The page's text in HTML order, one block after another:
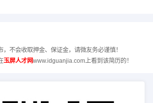
，不会收取押金、保证金，请微友务必谨慎！
玉屏人才网www.idguanjia.com上看到该简历的！